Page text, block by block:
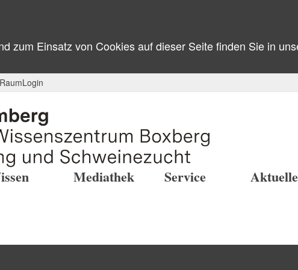
zum Einsatz von Cookies auf dieser Seite finden Sie in
Login
Mediathek Service